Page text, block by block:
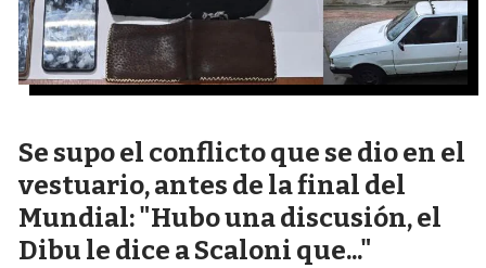
Se supo el conflicto que se dio en el
vestuario, antes de la final del
Mundial: "Hubo una discusión, el
Dibu le dice a Scaloni que..."